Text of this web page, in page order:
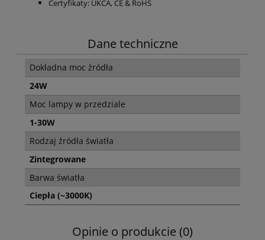
Certyfikaty: UKCA, CE & RoHS
Dane techniczne
Dokładna moc źródła
24W
Moc lampy w przedziale
1-30W
Rodzaj źródła światła
Zintegrowane
Barwa światła
Ciepła (~3000K)
Opinie o produkcie (0)